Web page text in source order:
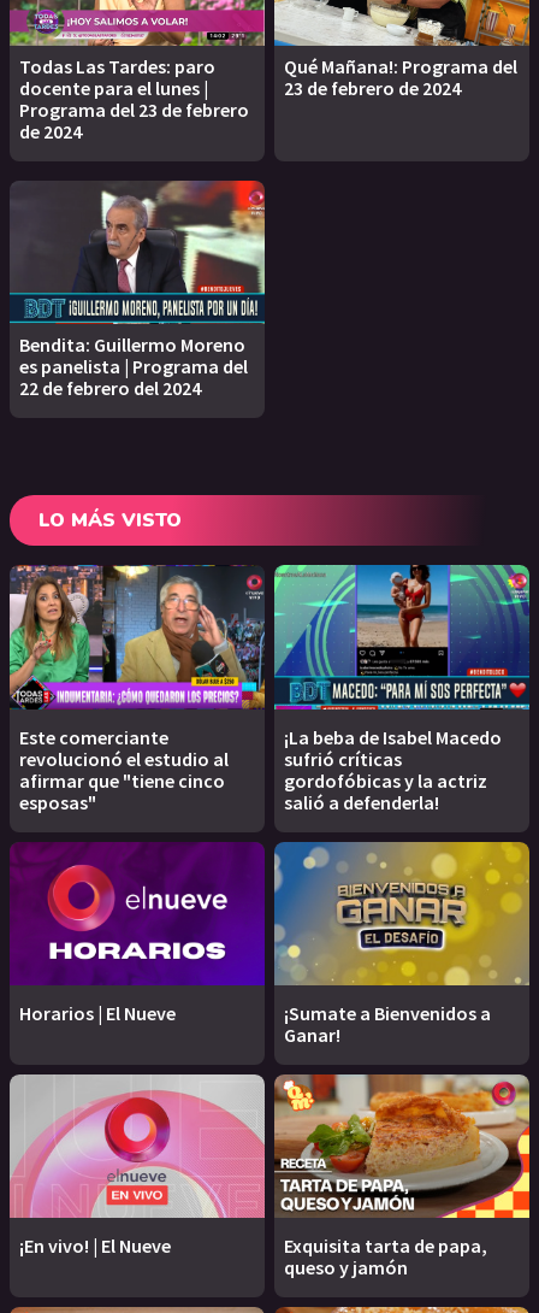
Todas Las Tardes: paro
docente para el lunes |
Programa del 23 de febrero
de 2024
Qué Mañana!: Programa del
23 de febrero de 2024
Bendita: Guillermo Moreno
es panelista | Programa del
22 de febrero del 2024
LO MÁS VISTO
Este comerciante
revolucionó el estudio al
afirmar que "tiene cinco
esposas"
¡La beba de Isabel Macedo
sufrió críticas
gordofóbicas y la actriz
salió a defenderla!
Horarios | El Nueve
¡Sumate a Bienvenidos a
Ganar!
¡En vivo! | El Nueve
Exquisita tarta de papa,
queso y jamón